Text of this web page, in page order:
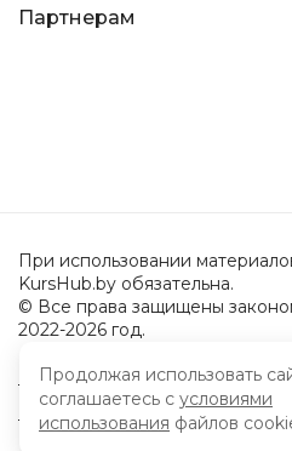
Партнерам
При использовании
KursHub.by обязательна.
© Все права защищены
2022-2026 год.
Пользовательское соглашение
Политика обработки
Продолжая использовать
соглашаетесь с условиями
использования файлов